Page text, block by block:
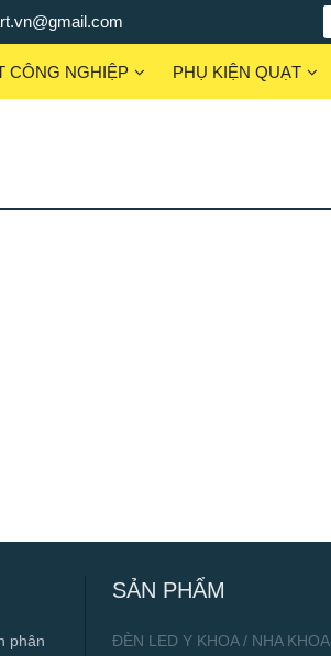
CÔNG NGHIỆP PHỤ KIỆN QUẠT
phân
SẢN PHẨM
ĐÈN LED Y KHOA / NHA KHOA